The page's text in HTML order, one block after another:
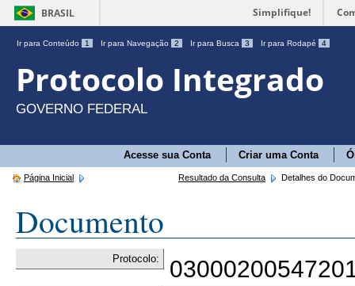
BRASIL Simplifique!
Ir para Conteúdo 1 Ir para Navegação 2 Ir para Busca 3 Ir para Rodapé 4
Protocolo Integrado
GOVERNO FEDERAL
Acesse sua Conta Criar uma Conta
Página Inicial Resultado da Consulta Detalhes do
Documento
Protocolo: